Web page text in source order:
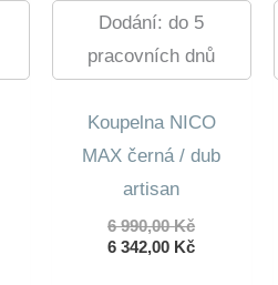
Dodání: do 5
pracovních dnů
Koupelna NICO
MAX černá / dub
artisan
6 990,00KčPůvodní
cena
6 342,00 KčAktuální